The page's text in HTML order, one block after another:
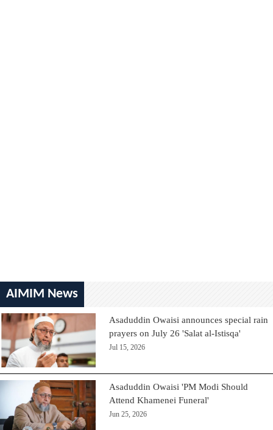
AIMIM News
Asaduddin Owaisi announces special rain
prayers on July 26 'Salat al-Istisqa'
Jul 15, 2026
Asaduddin Owaisi 'PM Modi Should
Attend Khamenei Funeral'
Jun 25, 2026